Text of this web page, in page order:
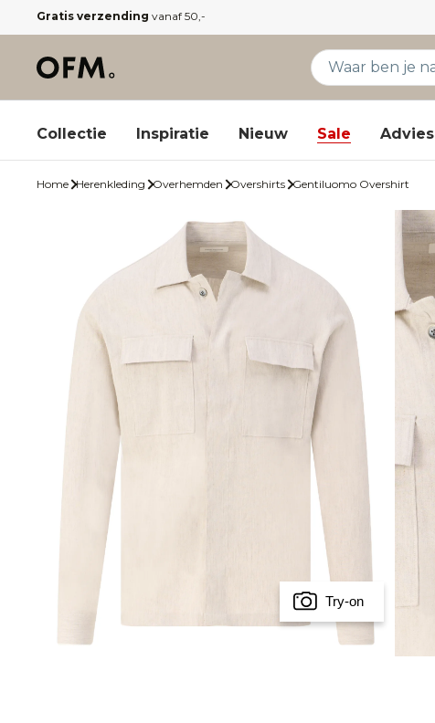
Gratis verzending vanaf 50,-
Collectie Inspiratie Nieuw Sale Advies
Home Herenkleding Overhemden Overshirts Gentiluomo Overshirt
Try-on